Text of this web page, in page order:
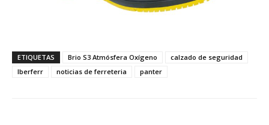
ETIQUETAS Brio S3 Atmósfera Oxígeno
calzado de seguridad
Iberferr
noticias de ferreteria panter